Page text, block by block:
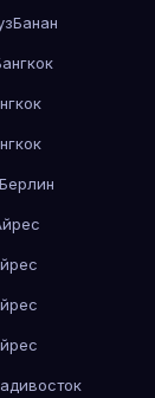
Банан
Берлин